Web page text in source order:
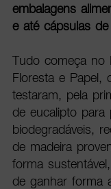
embalagens
e até cápsulas de
Tudo começa no
Floresta e Papel,
testaram, pela
de eucalipto para
biodegradáveis,
de madeira
forma
de ganhar forma